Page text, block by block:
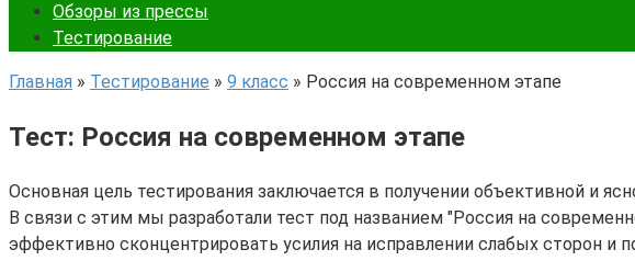
Обзоры из прессы
Тестирование
Главная » Тестирование » 9 класс » Россия на современном этапе
Тест: Россия на современном этапе
Основная цель тестирования заключается в получении объективной и
В связи с этим мы разработали тест под названием "Россия на
эффективно сконцентрировать усилия на исправлении слабых сторон и